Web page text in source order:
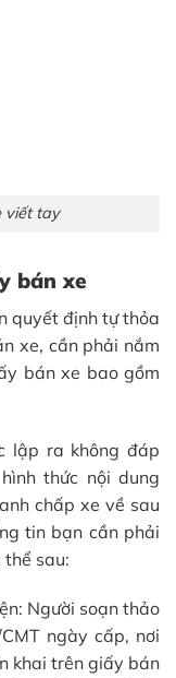
viết tay
bán xe
quyết định tự thỏa
xe, cần phải nắm
bán xe bao gồm
lập ra không đáp
thức nội dung
chấp xe về sau
tin bạn cần phải
sau:
Người soạn thảo
ngày cấp, nơi
khai trên giấy bán